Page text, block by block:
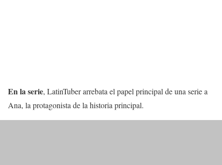
En la serie, LatinTuber arrebata el papel principal de una serie a
Ana, la protagonista de la historia principal.